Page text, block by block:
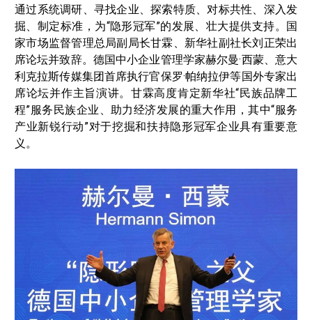
通过系统调研、寻找企业、探索特质、对标共性、深入发
掘、制定标准，为“隐形冠军”的发展、壮大提供支持。国
家市场监督管理总局副局长甘霖、新华社副社长刘正荣出
席论坛并致辞。德国中小企业管理学家赫尔曼·西蒙、意大
利克拉斯传媒集团首席执行官保罗·帕纳拉伊等国外专家出
席论坛并作主旨演讲。甘霖高度肯定新华社“民族品牌工
程”服务民族企业、助力经济发展的重大作用，其中“服务
产业新锐行动”对于挖掘和扶持隐形冠军企业具有重要意
义。